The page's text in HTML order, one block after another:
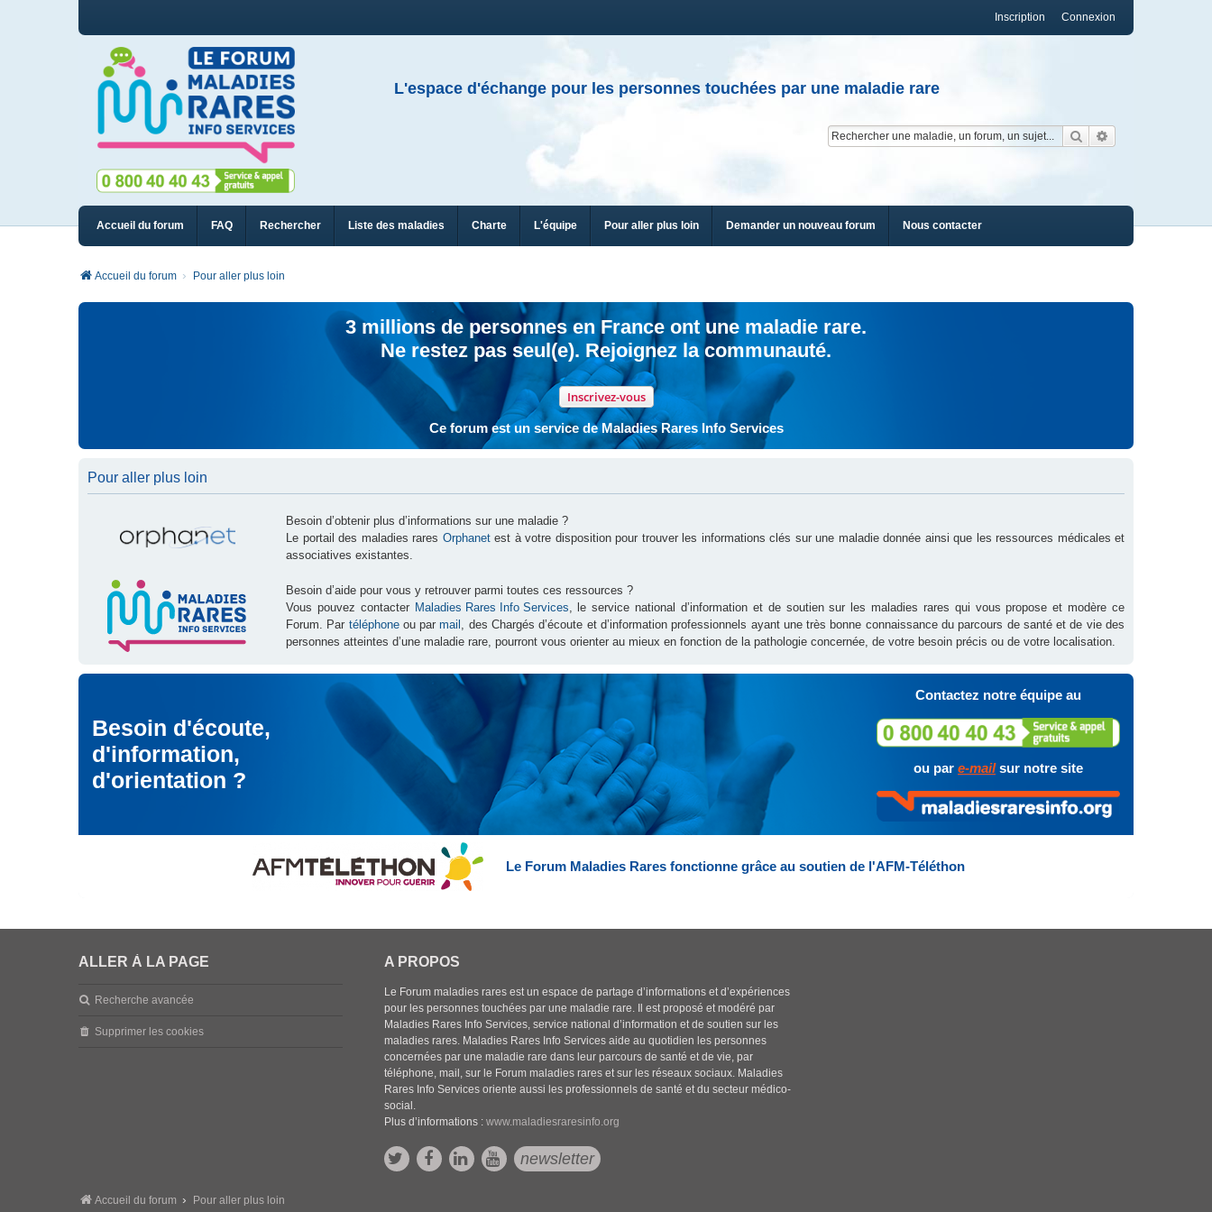
Connexion
Inscription
L'espace d'échange pour les personnes touchées par une maladie rare
Rechercher
Accueil du forum FAQ Rechercher Liste des maladies Charte L'équipe Pour aller plus loin Demander un nouveau forum Nous contacter
Accueil du forum Pour aller plus loin
3 millions de personnes en France ont une maladie rare.
Ne restez pas seul(e). Rejoignez la communauté.
Inscrivez-vous
Ce forum est un service de Maladies Rares Info Services
Pour aller plus loin
Besoin d’obtenir plus d’informations sur une maladie ?
Le portail des maladies rares Orphanetest à votre disposition pour trouver les informations clés sur une maladie donnée ainsi que les ressources médicales et
associatives existantes.
Besoin d’aide pour vous y retrouver parmi toutes ces ressources ?
Vous pouvez contacter Maladies Rares Info Services, le service national d’information et de soutien sur les maladies rares qui vous propose et modère ce
Forum. Par téléphoneou parmail , des Chargés d’écoute et d’information professionnels ayant une très bonne connaissance du parcours de santé et de vie des
personnes atteintes d’une maladie rare, pourront vous orienter au mieux en fonction de la pathologie concernée, de votre besoin précis ou de votre localisation.
Besoin d'écoute,
d'information,
d'orientation ?
Contactez notre équipe au
ou par e-mailsur notre site
Le Forum Maladies Rares fonctionne grâce au soutien de l'AFM-Téléthon
ALLER À LA PAGE
Recherche avancée
Supprimer les cookies
A PROPOS
Le Forum maladies rares est un espace de partage d’informations et d’expériences
pour les personnes touchées par une maladie rare. Il est proposé et modéré par
Maladies Rares Info Services, service national d’information et de soutien sur les
maladies rares. Maladies Rares Info Services aide au quotidien les personnes
concernées par une maladie rare dans leur parcours de santé et de vie, par
téléphone, mail, sur le Forum maladies rares et sur les réseaux sociaux. Maladies
Rares Info Services oriente aussi les professionnels de santé et du secteur médico-
social.
Plus d’informations :www.maladiesraresinfo.org
newsletter
Accueil du forum Pour aller plus loin